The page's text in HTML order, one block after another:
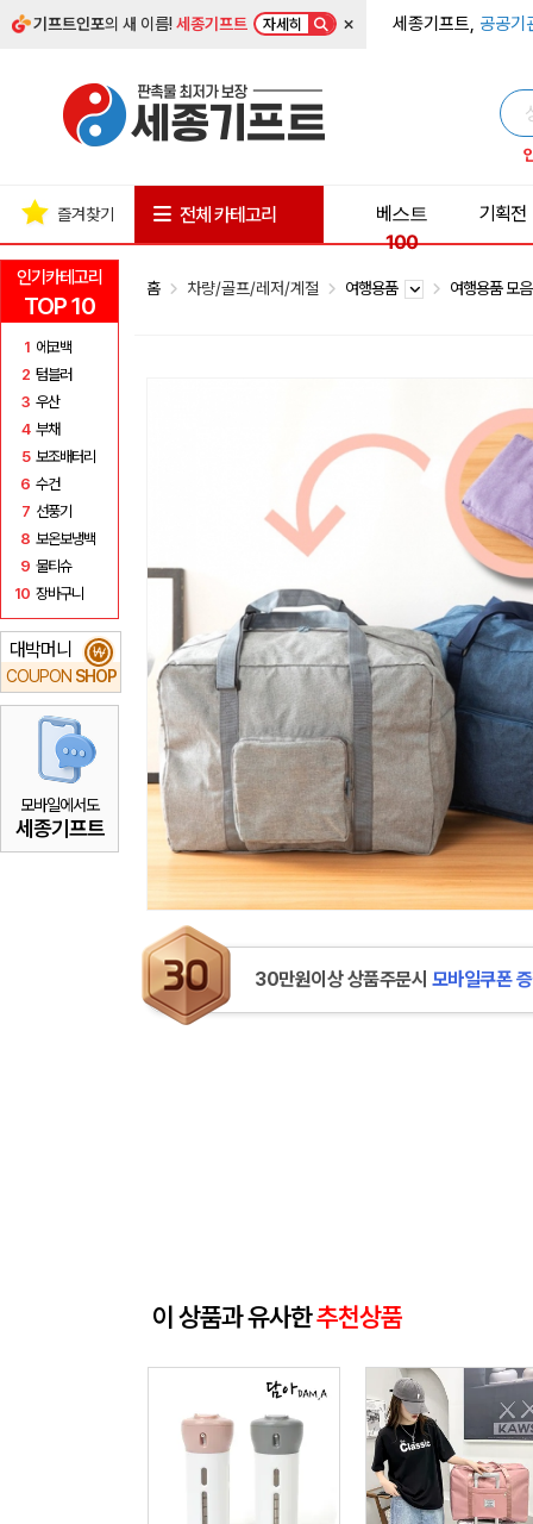
기프트인포의 새 이름!세종기프트 자세히 × 세종기프트, 공공기
인기카테고리
TOP 10
1 에코백
2 텀블러
3 우산
4 부채
5 보조배터리
6 수건
7 선풍기
8 보온보냉백
9 물티슈
10 장바구니
대박머니
COUPON SHOP
₩
모바일에서도
세종기프트
즐겨찾기 전체 카테고리
베스트
100
기획전
홈 차량/골프/레저/계절 여행용품 여행용품 모
30만원이상 상품주문시 모바일쿠폰
이 상품과 유사한추천상품